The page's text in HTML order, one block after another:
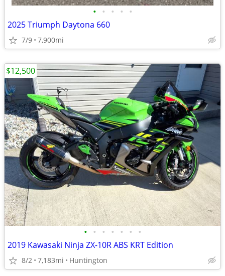
• • • • •
2025 Triumph Daytona 660
7/9 7,900mi
• • • • • • •
2019 Kawasaki Ninja ZX-10R ABS KRT Edition
8/2 7,183mi Huntington
$12,500